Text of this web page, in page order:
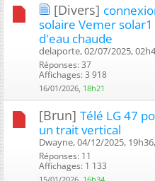
[Divers]
solaire Vemer
d'eau chaude
delaporte, 02/07/2025,
Réponses: 37
Affichages: 3 918
16/01/2026, 18h21
[Brun] Télé LG 47
un trait vertical
Dwayne, 04/12/2025, 19h36, ‎
Réponses: 11
Affichages: 1 133